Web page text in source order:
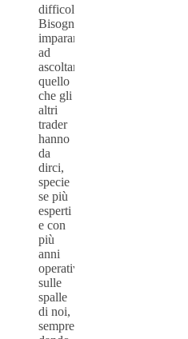
difficoltà.
Bisogna
imparare
ad
ascoltare
quello
che gli
altri
trader
hanno
da
dirci,
specie
se più
esperti
e con
più
anni
operativi
sulle
spalle
di noi,
sempre